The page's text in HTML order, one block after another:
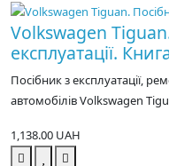
Volkswagen
експлуатації.
Посібник з експлуатації,
автомобілів Volkswagen
1,138.00 UAH